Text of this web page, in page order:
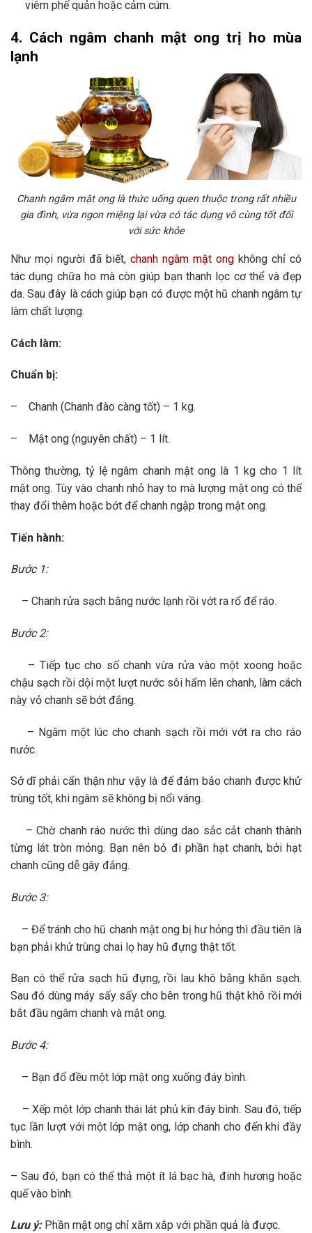
viêm phế quản hoặc cảm cúm.
4. Cách ngâm chanh mật ong trị ho mùa
lạnh
Chanh ngâm mật ong là thức uống quen thuộc trong rất nhiều
gia đình, vừa ngon miệng lại vừa có tác dụng vô cùng tốt đối
với sức khỏe
Như mọi người đã biết, chanh ngâm mật ong không chỉ có
tác dụng chữa ho mà còn giúp bạn thanh lọc cơ thể và đẹp
da. Sau đây là cách giúp bạn có được một hũ chanh ngâm tự
làm chất lượng.
Cách làm:
Chuẩn bị:
– Chanh (Chanh đào càng tốt) – 1 kg.
– Mật ong (nguyên chất) – 1 lít.
Thông thường, tỷ lệ ngâm chanh mật ong là 1 kg cho 1 lít
mật ong. Tùy vào chanh nhỏ hay to mà lượng mật ong có thể
thay đổi thêm hoặc bớt để chanh ngập trong mật ong.
Tiến hành:
Bước 1:
– Chanh rửa sạch bằng nước lạnh rồi vớt ra rổ để ráo.
Bước 2:
– Tiếp tục cho số chanh vừa rửa vào một xoong hoặc
chậu sạch rồi dội một lượt nước sôi hẩm lên chanh, làm cách
này vỏ chanh sẽ bớt đắng.
– Ngâm một lúc cho chanh sạch rồi mới vớt ra cho ráo
nước.
Sở dĩ phải cẩn thận như vậy là để đảm bảo chanh được khử
trùng tốt, khi ngâm sẽ không bị nổi váng.
– Chờ chanh ráo nước thì dùng dao sắc cắt chanh thành
từng lát tròn mỏng. Bạn nên bỏ đi phần hạt chanh, bởi hạt
chanh cũng dễ gây đắng.
Bước 3:
– Để tránh cho hũ chanh mật ong bị hư hỏng thì đầu tiên là
bạn phải khử trùng chai lọ hay hũ đựng thật tốt.
Bạn có thể rửa sạch hũ đựng, rồi lau khô bằng khăn sạch.
Sau đó dùng máy sấy sấy cho bên trong hũ thật khô rồi mới
bắt đầu ngâm chanh và mật ong.
Bước 4:
– Bạn đổ đều một lớp mật ong xuống đáy bình.
– Xếp một lớp chanh thái lát phủ kín đáy bình. Sau đó, tiếp
tục lần lượt với một lớp mật ong, lớp chanh cho đến khi đầy
bình.
– Sau đó, bạn có thể thả một ít lá bạc hà, đinh hương hoặc
quế vào bình.
Lưu ý:Phần mật ong chỉ xăm xắp với phần quả là được.